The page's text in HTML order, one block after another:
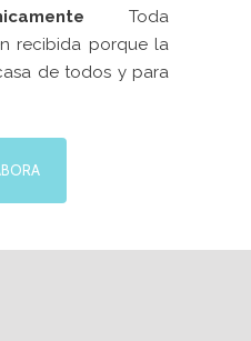
Toda
recibida porque la
de todos y para